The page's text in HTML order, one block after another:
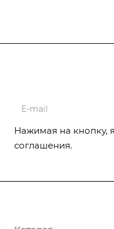
Нажимая на кнопку,
соглашения.